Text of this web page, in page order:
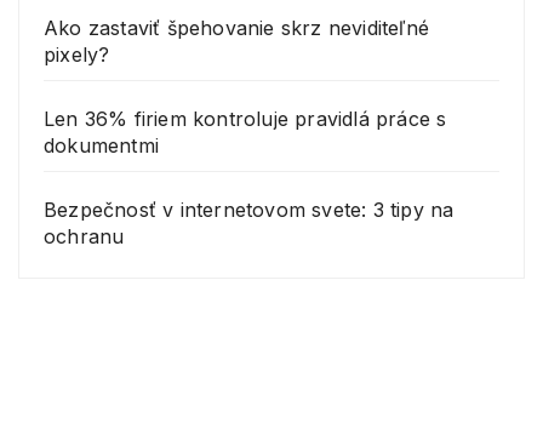
Ako zastaviť špehovanie skrz neviditeľné
pixely?
Len 36% firiem kontroluje pravidlá práce s
dokumentmi
Bezpečnosť v internetovom svete: 3 tipy na
ochranu